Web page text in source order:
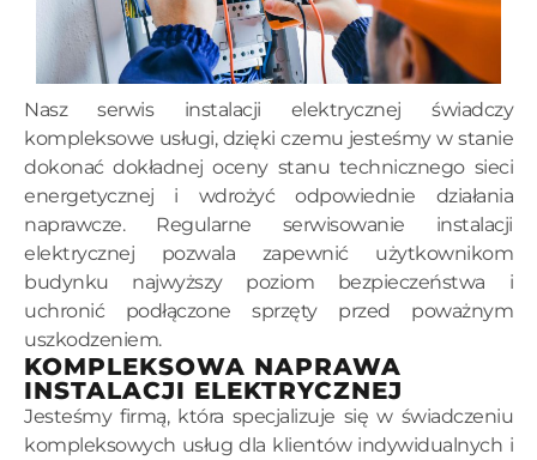
Nasz serwis instalacji elektrycznej świadczy
kompleksowe usługi, dzięki czemu jesteśmy w stanie
dokonać dokładnej oceny stanu technicznego sieci
energetycznej i wdrożyć odpowiednie działania
naprawcze. Regularne serwisowanie instalacji
elektrycznej pozwala zapewnić użytkownikom
budynku najwyższy poziom bezpieczeństwa i
uchronić podłączone sprzęty przed poważnym
uszkodzeniem.
KOMPLEKSOWA NAPRAWA
INSTALACJI ELEKTRYCZNEJ
Jesteśmy firmą, która specjalizuje się w świadczeniu
kompleksowych usług dla klientów indywidualnych i